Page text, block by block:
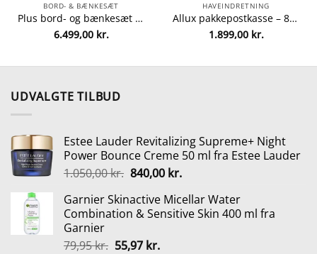
BORD- & BÆNKESÆT
Plus bord- og bænkesæt – Alma – Sort fra Plus 5703393717887
6.499,00 kr.
HAVEINDRETNING
Allux pakkepostkasse – 800 – Sort fra Allux 5701701548024
1.899,00 kr.
UDVALGTE TILBUD
Estee Lauder Revitalizing Supreme+ Night
Power Bounce Creme 50 ml fra Estee Lauder
1.050,00kr. Den
pris
var:
840,00 kr.Den
pris
er:
Garnier Skinactive Micellar Water
Combination & Sensitive Skin 400 ml fra
Garnier
79,95kr. Den
55,97 kr.Den